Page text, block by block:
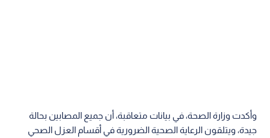
وأكدت وزارة الصحة، في بيانات متعاقبة، أن جميع المصابين بحالة
جيدة، ويتلقون الرعاية الصحية الضرورية في أقسام العزل الصحي